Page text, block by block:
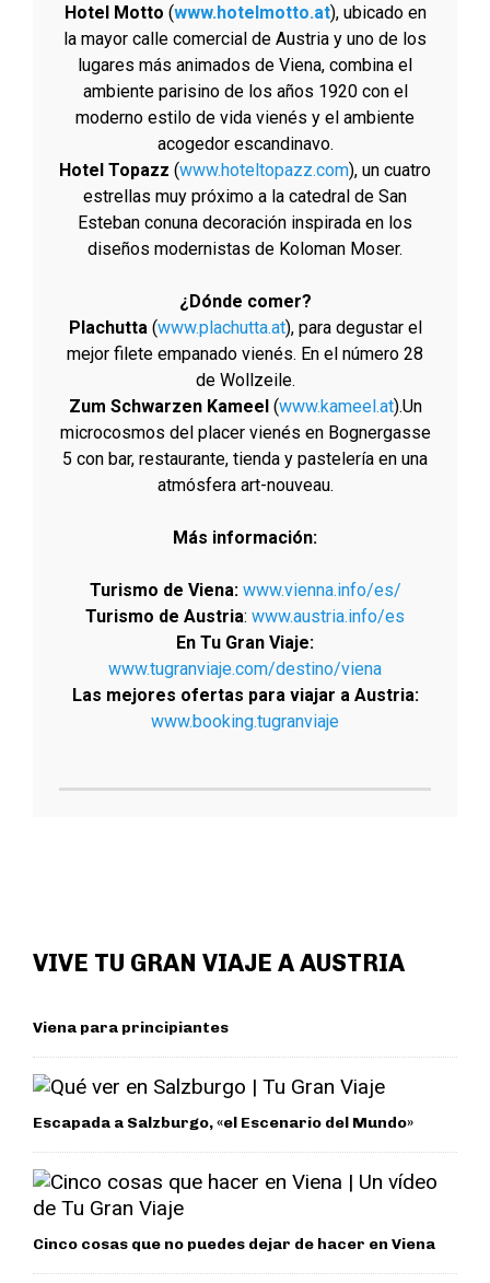
Hotel Motto (www.hotelmotto.at), ubicado en
la mayor calle comercial de Austria y uno de los
lugares más animados de Viena, combina el
ambiente parisino de los años 1920 con el
moderno estilo de vida vienés y el ambiente
acogedor escandinavo.
Hotel Topazz (www.hoteltopazz.com), un cuatro
estrellas muy próximo a la catedral de San
Esteban conuna decoración inspirada en los
diseños modernistas de Koloman Moser.
¿Dónde comer?
Plachutta(www.plachutta.at), para degustar el
mejor filete empanado vienés. En el número 28
de Wollzeile.
Zum Schwarzen Kameel(www.kameel.at).Un
microcosmos del placer vienés en Bognergasse
5 con bar, restaurante, tienda y pastelería en una
atmósfera art-nouveau.
Más información:
Turismo de Viena: www.vienna.info/es/
Turismo de Austria: www.austria.info/es
En Tu Gran Viaje:
www.tugranviaje.com/destino/viena
Las mejores ofertas para viajar a Austria:
www.booking.tugranviaje
VIVE TU GRAN VIAJE A AUSTRIA
Viena para principiantes
Escapada a Salzburgo, «el Escenario del Mundo»
Cinco cosas que no puedes dejar de hacer en Viena